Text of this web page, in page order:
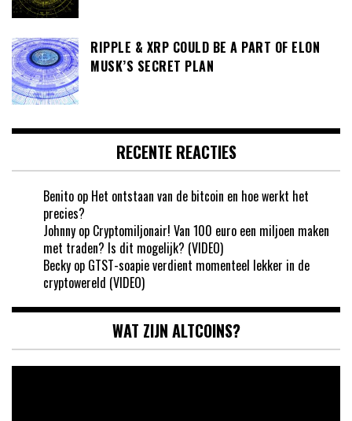
RIPPLE & XRP COULD BE A PART OF ELON
MUSK’S SECRET PLAN
RECENTE REACTIES
Benito op Het ontstaan van de bitcoin en hoe werkt het
precies?
Johnny op Cryptomiljonair! Van 100 euro een miljoen maken
met traden? Is dit mogelijk? (VIDEO)
Becky op GTST-soapie verdient momenteel lekker in de
cryptowereld (VIDEO)
WAT ZIJN ALTCOINS?